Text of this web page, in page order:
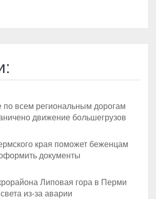
всем региональным дорогам
движение большегрузов
края поможет беженцам
документы
Липовая гора в Перми
из-за аварии